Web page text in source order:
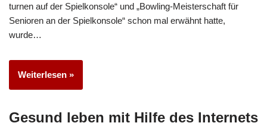
turnen auf der Spielkonsole“ und „Bowling-Meisterschaft für
Senioren an der Spielkonsole“ schon mal erwähnt hatte,
wurde…
Weiterlesen »
Gesund leben mit Hilfe des Internets